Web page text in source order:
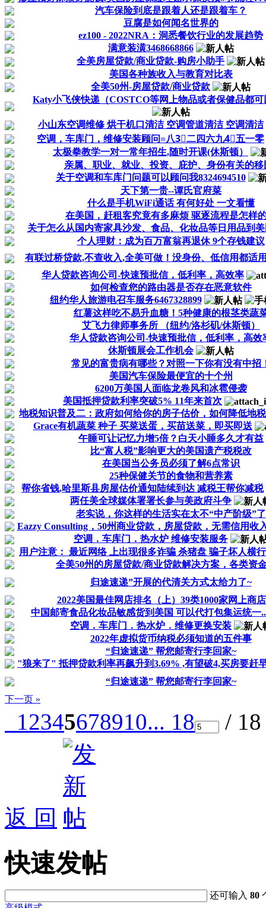
汽车保险到底是跟着人还是跟着车？
豆腐是如何闻名世界的
ez100 - 2022NRA：洞悉餐饮行业的发展趋势
满意装潢3468668866
全美房屋贷款/商业贷款-购房小助手
美国各种族收入与教育对比表
全美50州-房屋贷款/商业贷款
Katy小飞侠快递（COSTCO等网上物品或者保健品都可
小山东空调维修 烘干机口清洁 空调管道清洁 空调清洁
空调，车库门，维修安装顾问=八3⃣️二四六九4⃣️五一零
太极拳教学一对一常年招生,随时开课(休斯顿）
亲属、职业、就业、投资、庇护、身份有关的移
关于空调和车库门问题可以顾问我8324694510
天下第一贵--谭氏官府菜
什么是手机WiFi通话 有何好处 一文看懂
在美国，赶租客究竟有多麻烦 驱逐流程是怎样
关于怎么从国内寄家具沙发、食品、化妆品等日用品到
个人理财：成为百万富翁再退休 9个存钱建议
有联过桥贷款,不查收入,全美可做！没身份、低信用都适
华人贷款咨询公司-快速预批信，低利率，高效率
如何检查您的路由器是否存在恶意软件
纽约华人旅游电召车服务6467328899
红薯这样吃不易升血糖！5种健康的根茎类蔬
艾飞力律师事务所 （纽约/洛杉矶/休斯顿）
华人贷款咨询公司-快速预批信，低利率，高效
休斯顿展会工作机会
常见的富贵病有哪些？对照一下你有没有中招
美国汽车保险最便宜的十个州
6200万美国人面临龙卷风和冰雹侵袭
美国抵押贷款利率突破5% 11年来首次
地税知识普及二：政府如何给你的房子估价，如何降低地税
Grace有机蔬菜 种子 买菜送蛋，买苗送菜，即买即送
午睡可让记忆力增5倍？白天小睡多久才有益
比“富人税”影响更大的美国遗产税税改
在美国当公务员必须了解6点常识
25种保健关节的食物和营养素
帮你省钱,哈里斯县房屋估价通知陆续到达 减税王帮你减税
两任美全球媒体署署长参与美政府斗争
老实说，你这样的生活实在太不“中产阶级”了
Eazzy Consulting，50州商业贷款，房屋贷款，无需信用收
空调．车库门．热水炉 维修安装服务
用户注意： 最近网络 上出现很多诈骗 杀猪盘 骗子坏人横行
全美50州的房屋贷款/商业贷款解决方案，各类资
归途速递”开展的代清关方式太给力了~
2022美国最佳网店排名（上）39类1000家网上商
中国邮寄食品化妆品敏感货到美国 可以代打包集运统一
空调．车库门．热水炉．维修更换安装
2022年虚拟货币纳税必须知道的五件事
“归途速递” 帮您邮寄行李回家~
"狼来了" 抵押贷款利率再飙升到3.69% ,有望破4,买房要赶
“归途速递” 帮您邮寄行李回家~
下一页 »
12345678910... 18 /
返 回
快速发帖
还可输入80